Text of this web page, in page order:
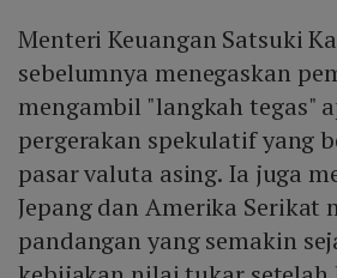
Menteri Keuangan Satsuki
sebelumnya menegaskan
mengambil "langkah tegas"
pergerakan spekulatif yang
pasar valuta asing. Ia juga
Jepang dan Amerika Serikat
pandangan yang semakin